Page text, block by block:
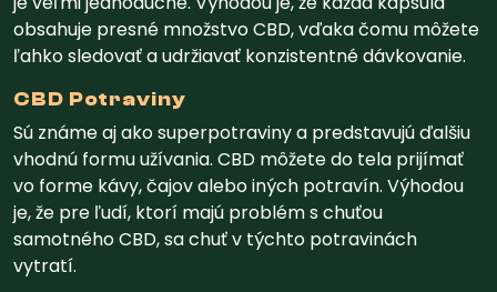
obsahuje presné množstvo CBD, vďaka čomu môžete
ľahko sledovať a udržiavať konzistentné dávkovanie.
CBD Potraviny
Sú známe aj ako superpotraviny a predstavujú ďalšiu
vhodnú formu užívania. CBD môžete do tela prijímať
vo forme kávy, čajov alebo iných potravín. Výhodou
je, že pre ľudí, ktorí majú problém s chuťou
samotného CBD, sa chuť v týchto potravinách
vytratí.